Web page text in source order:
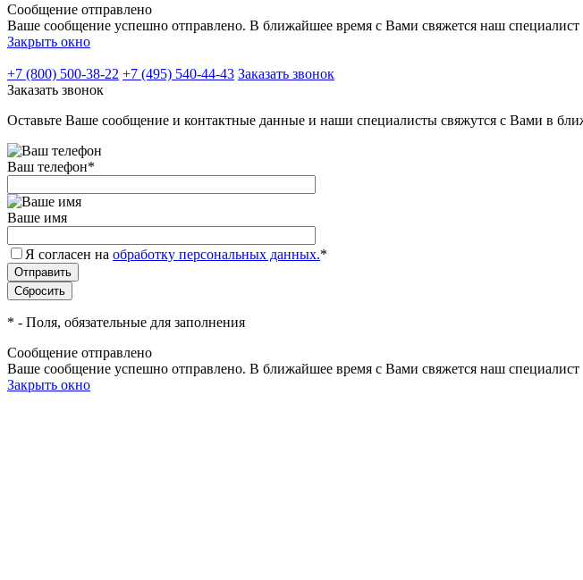
Сообщение отправлено
Ваше сообщение успешно отправлено. В ближайшее время с Вами свяжется наш специалист
Закрыть окно
+7 (800) 500-38-22 +7 (495) 540-44-43 Заказать звонок
Заказать звонок
Оставьте Ваше сообщение и контактные данные и наши специалисты свяжутся с Вами в
Ваш телефон*
Ваше имя
Я согласен на обработку персональных данных.*
* - Поля, обязательные для заполнения
Сообщение отправлено
Ваше сообщение успешно отправлено. В ближайшее время с Вами свяжется наш специалист
Закрыть окно